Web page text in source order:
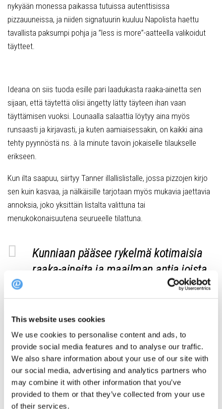
This website uses cookies
We use cookies to personalise content and ads, to
provide social media features and to analyse our traffic.
We also share information about your use of our site with
our social media, advertising and analytics partners who
may combine it with other information that you’ve
provided to them or that they’ve collected from your use
of their services.
nykyään monessa paikassa tutuissa autenttisissa
pizzauuneissa, ja niiden signatuurin kuuluu Napolista haettu
tavallista paksumpi pohja ja ”less is more”-aatteella valikoidut
täytteet.
Ideana on siis tuoda esille pari laadukasta raaka-ainetta sen
sijaan, että täytettä olisi ängetty lätty täyteen ihan vaan
täyttämisen vuoksi. Lounaalla salaattia löytyy aina myös
runsaasti ja kirjavasti, ja kuten aamiaisessakin, on kaikki aina
tehty pyynnöstä ns. à la minute tavoin jokaiselle tilaukselle
erikseen.
Kun ilta saapuu, siirtyy Tanner illallislistalle, jossa pizzojen kirjo
sen kuin kasvaa, ja nälkäisille tarjotaan myös mukavia jaettavia
annoksia, joko yksittäin listalta valittuna tai
menukokonaisuutena seurueelle tilattuna.
Kunniaan pääsee rykelmä kotimaisia
raaka-aineita ja maailman antia joista
tehdään priimaan kuuluvaa herkkua.
kirjavan viinilistan antimia, josta erikoispoimintoina kannattaa
huomioida uuden aallon natu- eli alkuviinit.
Ja kun on illalliset nautittu, alkaakin Tannerissa levyjen soitto,
jolloin liki joka ilta saapuu paikalle DJ:tä esittelemään loppuiltaan